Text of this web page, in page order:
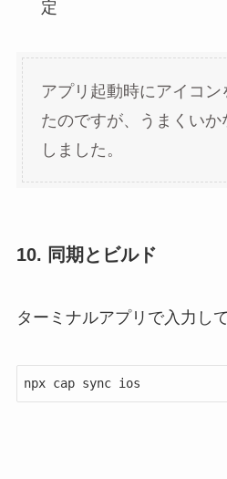
定
アプリ起動時にアイコン
たのですが、うまくい
しました。
10. 同期とビルド
ターミナルアプリで入力し
npx cap sync ios